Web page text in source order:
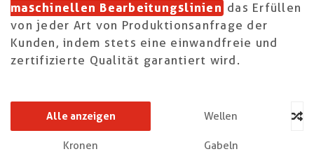
maschinellen Bearbeitungslinien das Erfüllen
von jeder Art von Produktionsanfrage der
Kunden, indem stets eine einwandfreie und
zertifizierte Qualität garantiert wird.
Alle anzeigen Wellen
Kronen Gabeln